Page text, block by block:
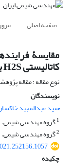
صفحه اصلی
مقایسۀ
کاتالیستی H2S به متیل مرکاپتان
نوع مقاله : مقاله
نویسندگان
ُسید عبدالمجید
1گروه مهندسی شیمی،
2گروه مهندسی شیمی،
چکیده